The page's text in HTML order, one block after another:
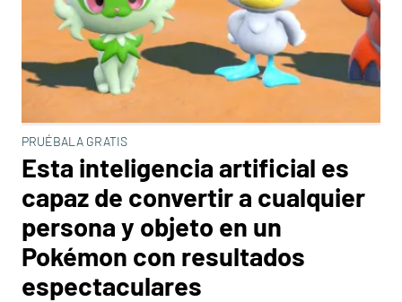
PRUÉBALA GRATIS
Esta inteligencia artificial es
capaz de convertir a cualquier
persona y objeto en un
Pokémon con resultados
espectaculares